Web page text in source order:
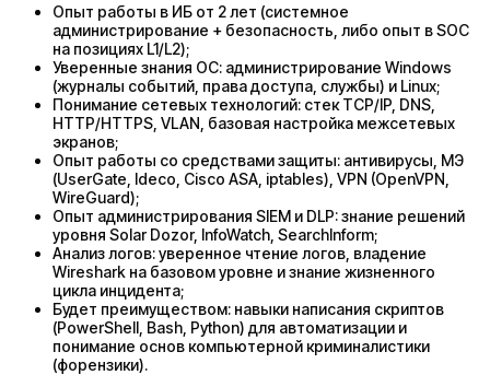
Опыт работы в ИБ от 2 лет (системное
администрирование + безопасность, либо опыт в SOC
на позициях L1/L2);
Уверенные знания ОС: администрирование Windows
(журналы событий, права доступа, службы) и Linux;
Понимание сетевых технологий: стек TCP/IP, DNS,
HTTP/HTTPS, VLAN, базовая настройка межсетевых
экранов;
Опыт работы со средствами защиты: антивирусы, МЭ
(UserGate, Ideco, Cisco ASA, iptables), VPN (OpenVPN,
WireGuard);
Опыт администрирования SIEM и DLP: знание решений
уровня Solar Dozor, InfoWatch, SearchInform;
Анализ логов: уверенное чтение логов, владение
Wireshark на базовом уровне и знание жизненного
цикла инцидента;
Будет преимуществом: навыки написания скриптов
(PowerShell, Bash, Python) для автоматизации и
понимание основ компьютерной криминалистики
(форензики).